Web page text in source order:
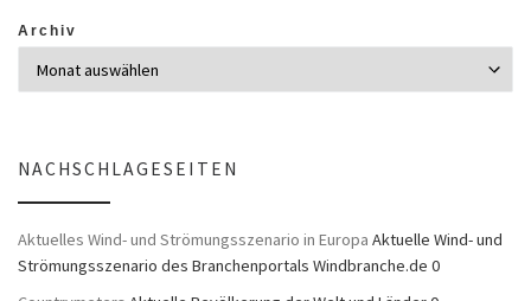
Archiv
NACHSCHLAGESEITEN
Aktuelles Wind- und Strömungsszenario in Europa Aktuelle Wind- und
Strömungsszenario des Branchenportals Windbranche.de 0